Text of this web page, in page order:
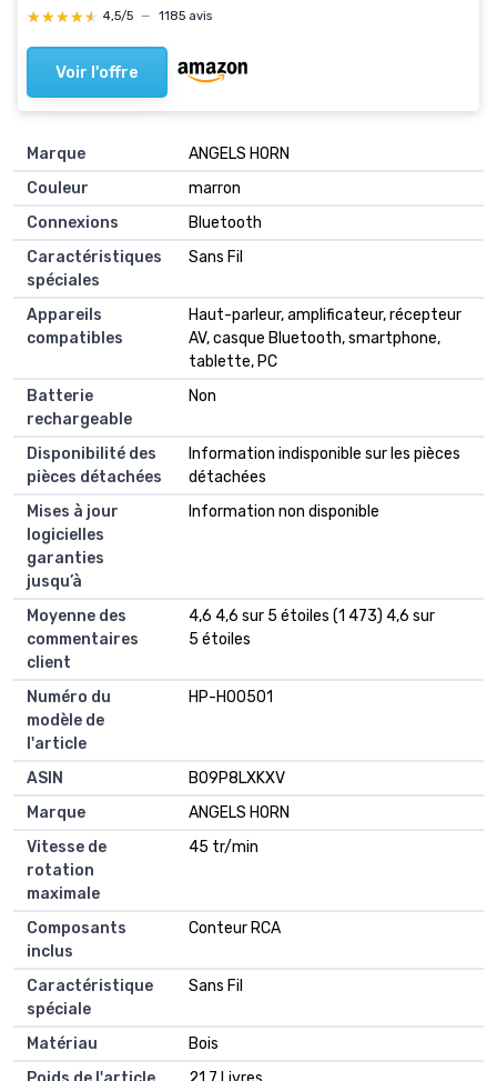
★★★★★
★★★★★ 4,5/5 — 1185 avis
Voir l'offre
Marque
‎ANGELS HORN
Couleur
‎marron
Connexions
‎Bluetooth
Caractéristiques
spéciales
‎Sans Fil
Appareils
compatibles
‎Haut-parleur, amplificateur, récepteur
AV, casque Bluetooth, smartphone,
tablette, PC
Batterie
rechargeable
‎Non
Disponibilité des
pièces détachées
‎Information indisponible sur les pièces
détachées
Mises à jour
logicielles
garanties
jusqu’à
‎Information non disponible
Moyenne des
commentaires
client
4,6 4,6 sur 5 étoiles (1 473) 4,6 sur
5 étoiles
Numéro du
modèle de
l'article
HP-H00501
ASIN
B09P8LXKXV
Marque
ANGELS HORN
Vitesse de
rotation
maximale
45 tr/min
Composants
inclus
Conteur RCA
Caractéristique
spéciale
Sans Fil
Matériau
Bois